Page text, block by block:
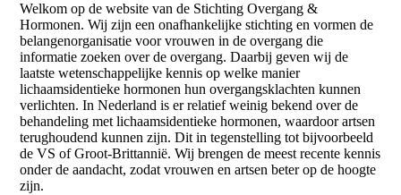
Welkom op de website van de Stichting Overgang &
Hormonen. Wij zijn een onafhankelijke stichting en vormen de
belangenorganisatie voor vrouwen in de overgang die
informatie zoeken over de overgang. Daarbij geven wij de
laatste wetenschappelijke kennis op welke manier
lichaamsidentieke hormonen hun overgangsklachten kunnen
verlichten. In Nederland is er relatief weinig bekend over de
behandeling met lichaamsidentieke hormonen, waardoor artsen
terughoudend kunnen zijn. Dit in tegenstelling tot bijvoorbeeld
de VS of Groot-Brittannië. Wij brengen de meest recente kennis
onder de aandacht, zodat vrouwen en artsen beter op de hoogte
zijn.